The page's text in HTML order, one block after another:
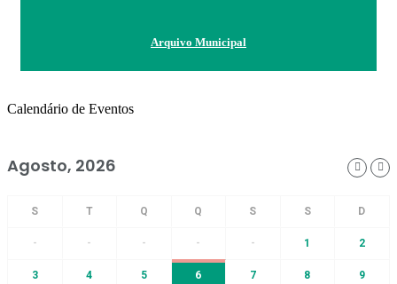
Arquivo Municipal
Calendário de Eventos
Agosto, 2026
- - - - - 1 2
3 4 5 6 7 8 9